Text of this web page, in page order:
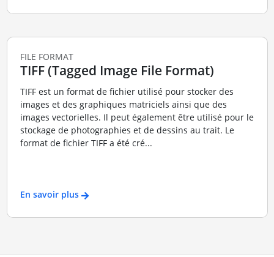
FILE FORMAT
TIFF (Tagged Image File Format)
TIFF est un format de fichier utilisé pour stocker des
images et des graphiques matriciels ainsi que des
images vectorielles. Il peut également être utilisé pour le
stockage de photographies et de dessins au trait. Le
format de fichier TIFF a été cré...
En savoir plus